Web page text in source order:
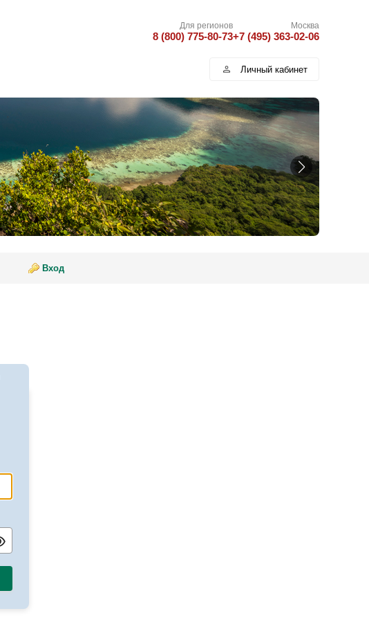
Для регионов
8 (800) 775-80-73
Москва
+7 (495) 363-02-06
Личный кабинет
Вход